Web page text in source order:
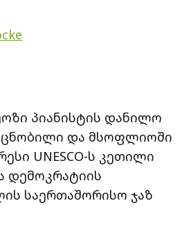
პიანისტის დანილო
ცნობილი და მსოფლიოში
UNESCO-ს კეთილი
დემოკრატიის
საერთაშორისო ჯაზ